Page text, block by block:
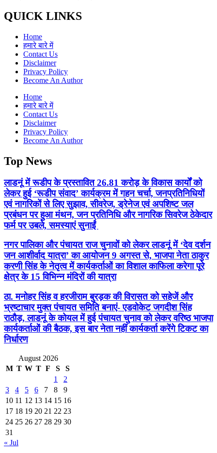
QUICK LINKS
Home
हमारे बारे में
Contact Us
Disclaimer
Privacy Policy
Become An Author
Home
हमारे बारे में
Contact Us
Disclaimer
Privacy Policy
Become An Author
Top News
लाडनूं में रूडीप के प्रस्तावित 26.81 करोड़ के विकास कार्यों को
लेकर हुई ‘रूडीप संवाद’ कार्यक्रम में गहन चर्चा, जनप्रतिनिधियों
एवं नागरिकों से लिए सुझाव, सीवरेज, ड्रेनेज एवं अपशिष्ट जल
प्रबंधन पर हुआ मंथन, जन प्रतिनिधि और नागरिक सिवरेज ठेकेदार
फर्म पर उबले, समस्याएं सुनाईं
नगर पालिका और पंचायत राज चुनावों को लेकर लाडनूं में ‘देव दर्शन
जन आशीर्वाद यात्रा’ का आयोजन 9 अगस्त से, भाजपा नेता ठाकुर
करणी सिंह के नेतृत्व में कार्यकर्ताओं का विशाल काफिला करेगा पूरे
क्षेत्र के 15 विभिन्न मंदिरों की यात्रा
ठा. मनोहर सिंह व हरजीराम बुरड़क की विरासत को सहेजें और
भ्रष्टाचार मुक्त पंचायत समिति बनाएं- एडवोकेट जगदीश सिंह
राठौड़, लाडनूं के कोयल में हुई पंचायत चुनाव को लेकर वरिष्ठ भाजपा
कार्यकर्ताओं की बैठक, इस बार नेता नहीं कार्यकर्ता करेंगे टिकट का
निर्धारण
August 2026
M T W T F S
S
1
2
3
4 5 6 7 8
9
10 11 12 13 14 15 16
17 18 19 20 21 22 23
24 25 26 27 28 29 30
31
« Jul